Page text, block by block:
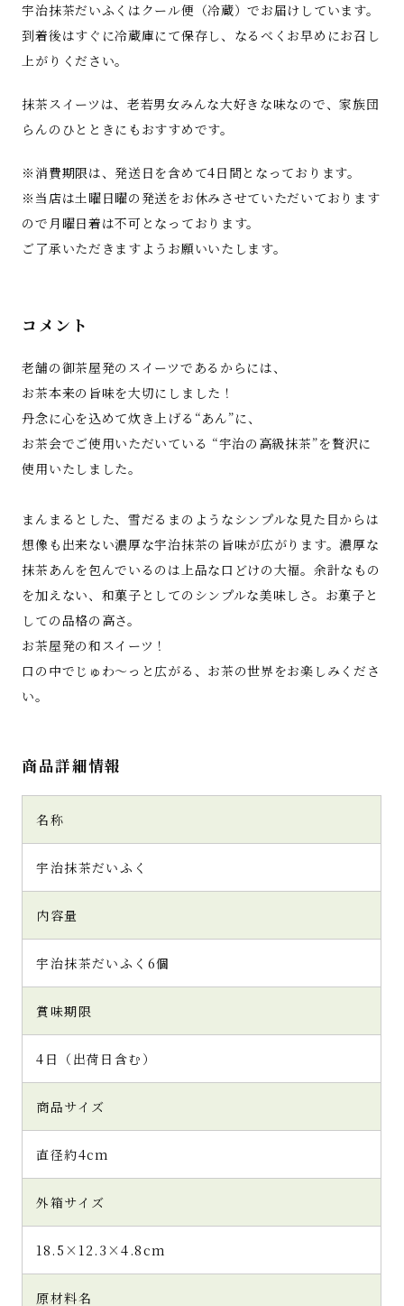
宇治抹茶だいふくはクール便（冷蔵）でお届けしています。
到着後はすぐに冷蔵庫にて保存し、なるべくお早めにお召し
上がりください。
抹茶スイーツは、老若男女みんな大好きな味なので、家族団
らんのひとときにもおすすめです。
※消費期限は、発送日を含めて4日間となっております。
※当店は土曜日曜の発送をお休みさせていただいております
ので月曜日着は不可となっております。
ご了承いただきますようお願いいたします。
コメント
老舗の御茶屋発のスイーツであるからには、
お茶本来の旨味を大切にしました！
丹念に心を込めて炊き上げる“あん”に、
お茶会でご使用いただいている “宇治の高級抹茶”を贅沢に
使用いたしました。
まんまるとした、雪だるまのようなシンプルな見た目からは
想像も出来ない濃厚な宇治抹茶の旨味が広がります。濃厚な
抹茶あんを包んでいるのは上品な口どけの大福。余計なもの
を加えない、和菓子としてのシンプルな美味しさ。お菓子と
しての品格の高さ。
お茶屋発の和スイーツ！
口の中でじゅわ～っと広がる、お茶の世界をお楽しみくださ
い。
商品詳細情報
名称
宇治抹茶だいふく
内容量
宇治抹茶だいふく6個
賞味期限
4日（出荷日含む）
商品サイズ
直径約4cm
外箱サイズ
18.5×12.3×4.8cm
原材料名